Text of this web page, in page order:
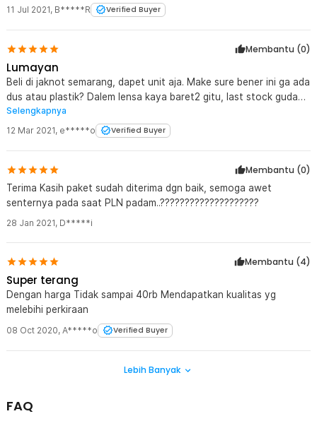
11 Jul 2021, B*****R Verified Buyer
Membantu (0)
Lumayan
Beli di jaknot semarang, dapet unit aja. Make sure bener ini ga ada
dus atau plastik? Dalem lensa kaya baret2 gitu, last stock gudang
mungkin Secara build material kokoh, dan oke..belum di coba
penggunaan
Selengkapnya
12 Mar 2021, e*****o Verified Buyer
Membantu (0)
Terima Kasih paket sudah diterima dgn baik, semoga awet
senternya pada saat PLN padam..????????????????????
28 Jan 2021, D*****i
Membantu (4)
Super terang
Dengan harga Tidak sampai 40rb Mendapatkan kualitas yg
melebihi perkiraan
08 Oct 2020, A*****o Verified Buyer
Lebih Banyak
FAQ